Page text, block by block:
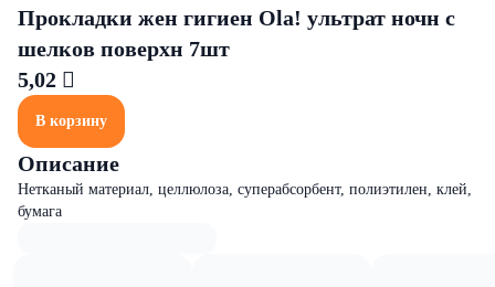
Прокладки жен гигиен Ola! ультрат ночн с
шелков поверхн 7шт
5,02 
В корзину
Описание
Нетканый материал, целлюлоза, суперабсорбент, полиэтилен, клей,
бумага